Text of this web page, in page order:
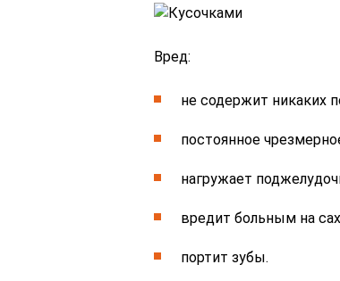
Вред:
не содержит никаких
постоянное
нагружает
вредит больным на
портит зубы.